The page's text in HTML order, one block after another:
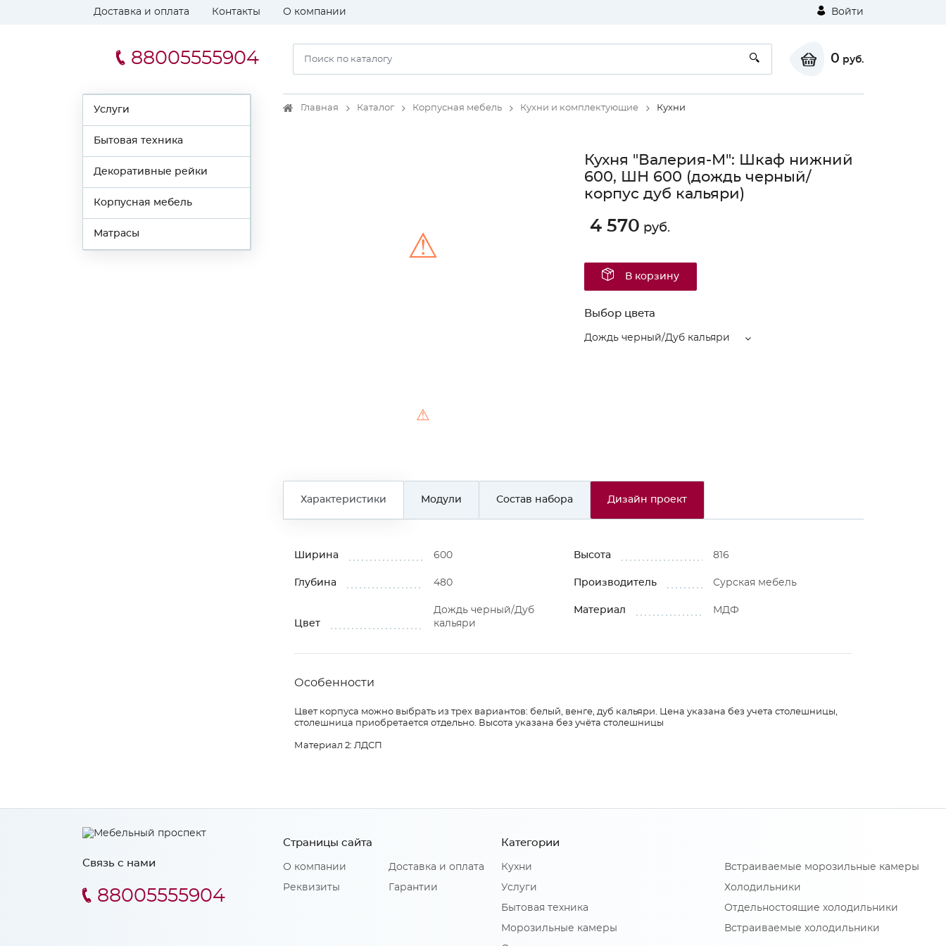
Доставка и оплата Контакты О компании Войти
88005555904 0 руб.
Услуги
Бытовая техника
Декоративные рейки
Корпусная мебель
Матрасы
Главная Каталог Корпусная мебель Кухни и комплектующие Кухни
⚠
⚠
Кухня "Валерия-М": Шкаф нижний
600, ШН 600 (дождь черный/
корпус дуб кальяри)
4 570 руб.
В корзину
Выбор цвета
Дождь черный/Дуб кальяри
Характеристики Модули Состав набора Дизайн проект
Ширина 600 Высота 816
Глубина 480 Производитель Сурская мебель
Цвет
Дождь черный/Дуб
кальяри
Материал МДФ
Особенности
Цвет корпуса можно выбрать из трех вариантов: белый, венге, дуб кальяри. Цена указана без учета столешницы,
столешница приобретается отдельно. Высота указана без учёта столешницы
Материал 2: ЛДСП
Связь с нами
88005555904
Страницы сайта
О компании
Реквизиты
Доставка и оплата
Гарантии
Категории
Кухни
Услуги
Бытовая техника
Морозильные камеры
Встраиваемые морозильные камеры
Холодильники
Отдельностоящие холодильники
Встраиваемые холодильники